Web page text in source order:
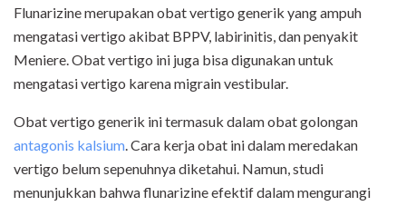
Flunarizine merupakan obat vertigo generik yang ampuh
mengatasi vertigo akibat BPPV, labirinitis, dan penyakit
Meniere. Obat vertigo ini juga bisa digunakan untuk
mengatasi vertigo karena migrain vestibular.
Obat vertigo generik ini termasuk dalam obat golongan
antagonis kalsium. Cara kerja obat ini dalam meredakan
vertigo belum sepenuhnya diketahui. Namun, studi
menunjukkan bahwa flunarizine efektif dalam mengurangi